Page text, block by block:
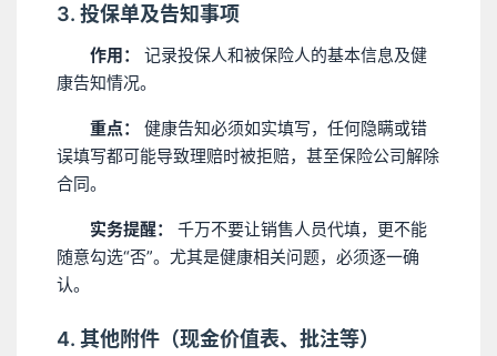
3. 投保单及告知事项
作用：
记录投保人和被保险人的基本信息及健
康告知情况。
重点：
健康告知必须如实填写，任何隐瞒或错
误填写都可能导致理赔时被拒赔，甚至保险公司解除
合同。
实务提醒：
千万不要让销售人员代填，更不能
随意勾选“否”。尤其是健康相关问题，必须逐一确
认。
4. 其他附件（现金价值表、批注等）